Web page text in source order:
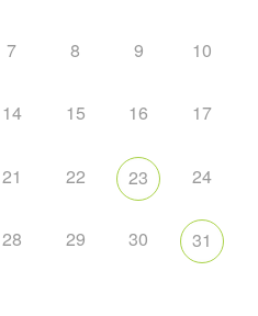
7 8 9 10
14 15 16 17
21 22 23 24
28 29 30 31